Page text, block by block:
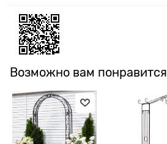
Возможно вам понравится